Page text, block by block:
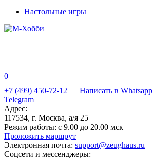
Настольные игры
0
+7 (499) 450-72-12
Написать в Whatsapp
Telegram
Адрес:
117534, г. Москва, а/я 25
Режим работы: с 9.00 до 20.00 мск
Проложить маршрут
Электронная почта: support@zeughaus.ru
Соцсети и мессенджеры: